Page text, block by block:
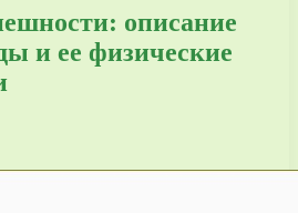
описание
и ее физические